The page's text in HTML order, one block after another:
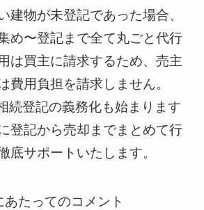
建物が未登記であった場合、
め〜登記まで全て丸ごと代行
は買主に請求するため、売主
費用負担を請求しません。
続登記の義務化も始まります
登記から売却までまとめて行
底サポートいたします。
たってのコメント